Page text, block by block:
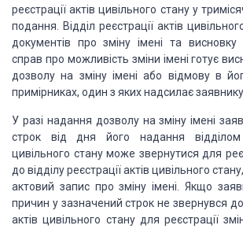
реєстрації актів цивільного стану у
подання. Відділ реєстрації актів
документів про зміну імені та висновку
справ про можливість зміни імені готує
дозволу на зміну імені або відмову в
примірниках, один з яких надсилає заявнику.
У разі надання дозволу на зміну імені
строк від дня його надання відділом
цивільного стану може звернутися для
до відділу реєстрації актів цивільного
актовий запис про зміну імені. Якщо
причин у зазначений строк не звернувся до
актів цивільного стану для реєстрації